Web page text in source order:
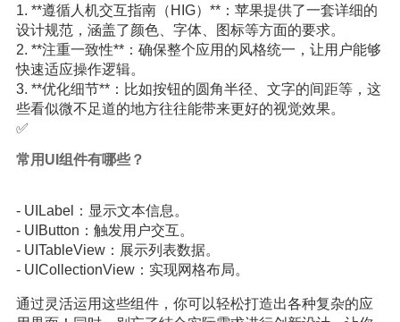
1. **遵循人机交互指南（HIG）**：苹果提供了一套详细的
设计规范，涵盖了颜色、字体、图标等方面的要求。
2. **注重一致性**：确保整个应用的风格统一，让用户能够
快速适应操作逻辑。
3. **优化细节**：比如按钮的圆角半径、文字的间距等，这
些看似微不足道的地方往往能带来更好的视觉效果。
✅
常用UI组件有哪些？
- UILabel：显示文本信息。
- UIButton：触发用户交互。
- UITableView：展示列表数据。
- UICollectionView：实现网格布局。
通过灵活运用这些组件，你可以轻松打造出各种复杂的应